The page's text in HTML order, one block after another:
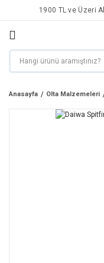
1900 TL ve Üzeri
Anasayfa Olta Malzemeleri